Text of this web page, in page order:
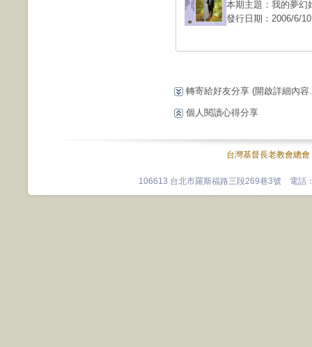
本期主題：我的夢幻
發行日期：2006/6/10
轉寄給好友分享 (開啟詳細內容
個人閱讀心得分享
台灣基督長老教會總會
106613 台北市羅斯福路三段269巷3號 電